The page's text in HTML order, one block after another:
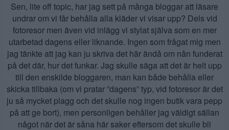
Sen, lite off topic, har jag sett på många bloggar att läsare
undrar om vi får behålla alla kläder vi visar upp? Dels vid
fotoresor men även vid inlägg vi stylat själva som en mer
utarbetad dagens eller liknande. Ingen som frågat mig men
jag tänkte att jag kan ju skriva det här ändå om nån funderat
på det där, hur det funkar. Jag skulle säga att det är helt upp
till den enskilde bloggaren, man kan både behålla eller
skicka tillbaka (om vi pratar ”dagens” typ, vid fotoresor är det
ju så mycket plagg och det skulle nog ingen butik vara pepp
på att ge bort), men personligen behåller jag väldigt sällan
något när det är såna här saker eftersom det skulle bli